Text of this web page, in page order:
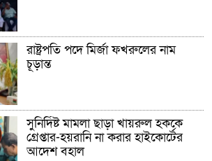
রাষ্ট্রপতি পদে মির্জা ফখরুলের নাম
চূড়ান্ত
সুনির্দিষ্ট মামলা ছাড়া খায়রুল হককে
গ্রেপ্তার-হয়রানি না করার হাইকোর্টের
আদেশ বহাল